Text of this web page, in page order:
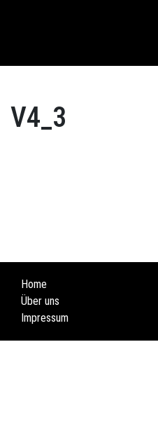
V4_3
Home
Über uns
Impressum